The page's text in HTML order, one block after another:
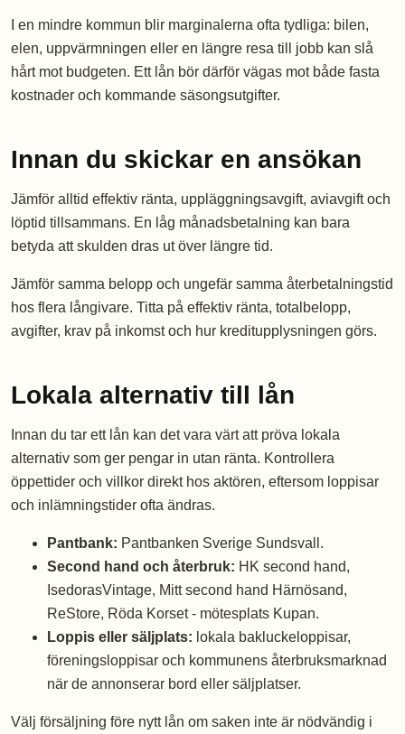
I en mindre kommun blir marginalerna ofta tydliga: bilen,
elen, uppvärmningen eller en längre resa till jobb kan slå
hårt mot budgeten. Ett lån bör därför vägas mot både fasta
kostnader och kommande säsongsutgifter.
Innan du skickar en ansökan
Jämför alltid effektiv ränta, uppläggningsavgift, aviavgift och
löptid tillsammans. En låg månadsbetalning kan bara
betyda att skulden dras ut över längre tid.
Jämför samma belopp och ungefär samma återbetalningstid
hos flera långivare. Titta på effektiv ränta, totalbelopp,
avgifter, krav på inkomst och hur kreditupplysningen görs.
Lokala alternativ till lån
Innan du tar ett lån kan det vara värt att pröva lokala
alternativ som ger pengar in utan ränta. Kontrollera
öppettider och villkor direkt hos aktören, eftersom loppisar
och inlämningstider ofta ändras.
Pantbank: Pantbanken Sverige Sundsvall.
Second hand och återbruk: HK second hand,
IsedorasVintage, Mitt second hand Härnösand,
ReStore, Röda Korset - mötesplats Kupan.
Loppis eller säljplats: lokala bakluckeloppisar,
föreningsloppisar och kommunens återbruksmarknad
när de annonserar bord eller säljplatser.
Välj försäljning före nytt lån om saken inte är nödvändig i